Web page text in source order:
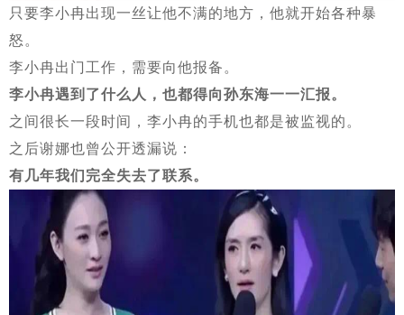
只要李小冉出现一丝让他不满的地方，他就开始各种暴
怒。
李小冉出门工作，需要向他报备。
李小冉遇到了什么人，也都得向孙东海一一汇报。
之间很长一段时间，李小冉的手机也都是被监视的。
之后谢娜也曾公开透漏说：
有几年我们完全失去了联系。